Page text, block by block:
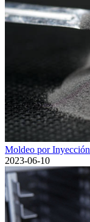
Moldeo por
2023-06-10